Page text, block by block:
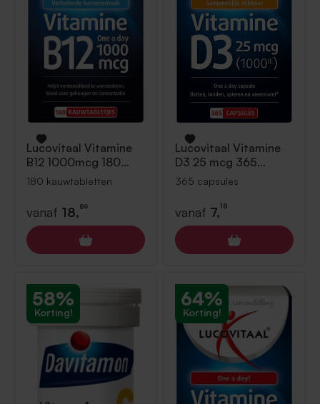
Lucovitaal Vitamine
B12 1000mcg 180
kauwtabletten
180 kauwtabletten
vanaf 18,89
Lucovitaal Vitamine
D3 25 mcg 365
capsules
365 capsules
vanaf 7,18
58%
Korting!
64%
Korting!